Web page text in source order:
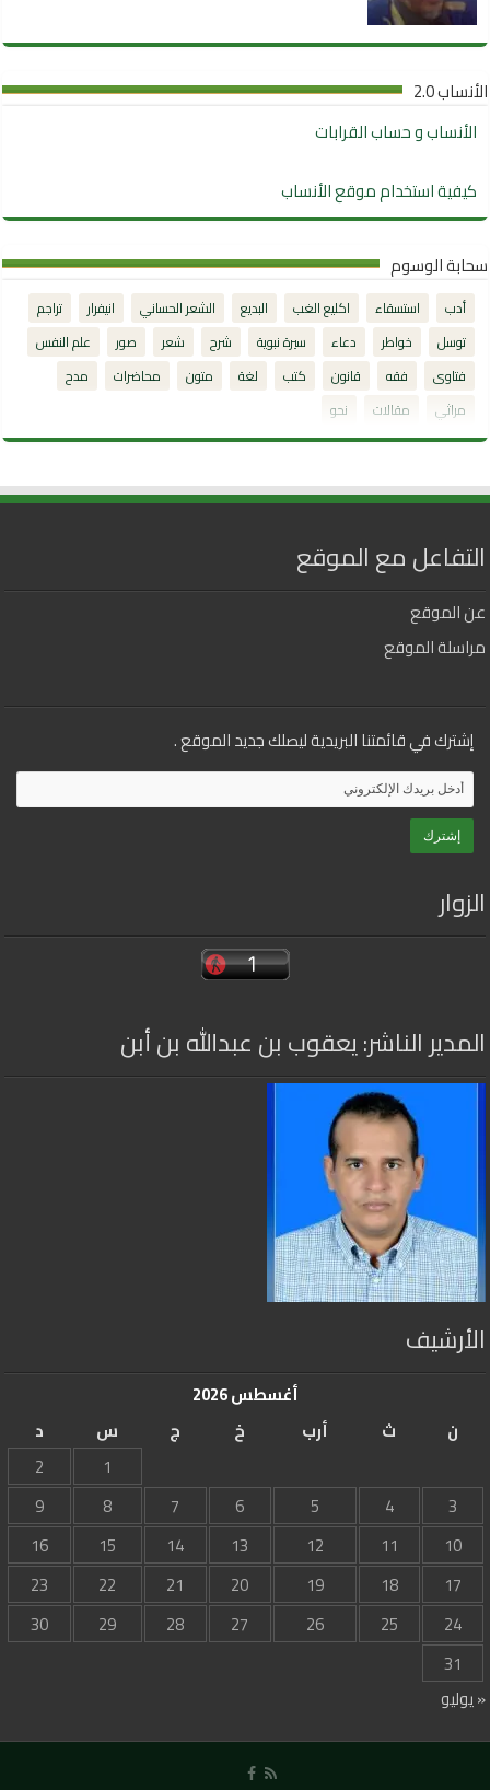
الأنساب 2.0
الأنساب و حساب القرابات
كيفية استخدام موقع الأنساب
سحابة الوسوم
أدب استسقاء اكليع الغب البديع الشعر الحساني انيفرار
تراجم
توسل
خواطر دعاء سيرة نبوية شرح شعر صور
علم النفس
فتاوى
فقه قانون كتب لغة متون محاضرات
مدح
مراثي
مقالات نحو
التفاعل مع الموقع
عن الموقع
مراسلة الموقع
إشترك في قائمتنا البريدية ليصلك جديد الموقع .
الزوار
المدير الناشر: يعقوب بن عبدالله بن أبن
الأرشيف
أغسطس 2026
ن
ث أرب خ ج س
د
1
2
3
4
5
6
7
8
9
10
11
12
13
14
15
16
17
18
19
20
21
22
23
24
25
26
27
28
29
30
31
« يوليو